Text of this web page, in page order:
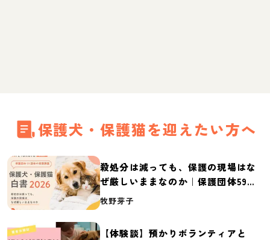
保護犬・保護猫を迎えたい方へ
殺処分は減っても、保護の現場はな
ぜ厳しいままなのか｜保護団体59団
体の実態調査【保護犬・保護猫白書
牧野芽子
【体験談】預かりボランティアと